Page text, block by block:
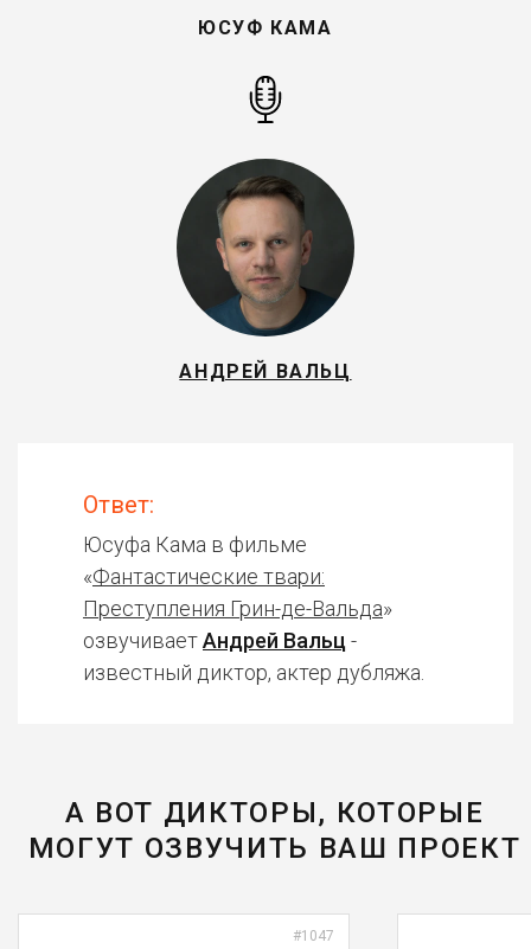
ЮСУФ КАМА
АНДРЕЙ ВАЛЬЦ
Ответ:
Юсуфа Кама в фильме
«Фантастические твари:
Преступления Грин-де-Вальда»
озвучиваетАндрей Вальц -
известный диктор, актер дубляжа.
А ВОТ ДИКТОРЫ, КОТОРЫЕ
МОГУТ ОЗВУЧИТЬ ВАШ ПРОЕКТ
#1047